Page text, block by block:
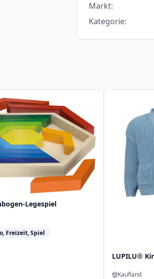
Markt:
Kategorie:
Legespiel
Freizeit, Spiel
LUPILU®
Kaufland